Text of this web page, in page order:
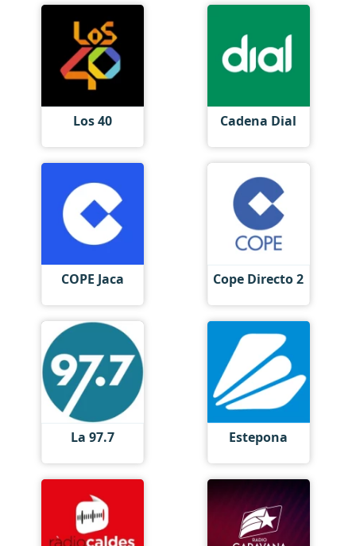
Los 40 Cadena Dial
COPE Jaca Cope Directo 2
La 97.7 Estepona